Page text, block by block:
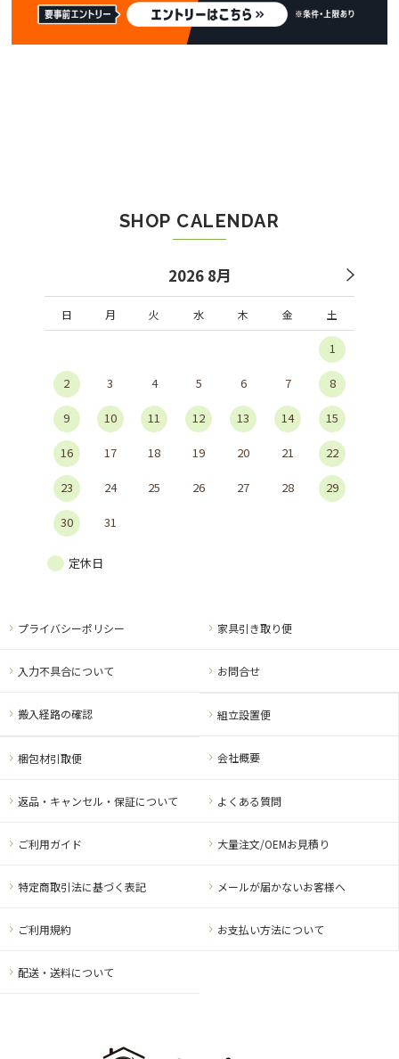
SHOP CALENDAR
2026 8月
日 月 火 水 木 金 土
1
2 3 4 5 6 7 8
9 10 11 12 13 14 15
16 17 18 19 20 21 22
23 24 25 26 27 28 29
30 31
定休日
組立設置便
ご利用ガイド
ご利用規約
会社概要
大量注文/OEMお見積り
お支払い方法について
よくある質問
特定商取引法に基づく表記
配送・送料について
梱包材引取便
メールが届かないお客様へ
返品・キャンセル・保証について
プライバシーポリシー 家具引き取り便
入力不具合について お問合せ
搬入経路の確認